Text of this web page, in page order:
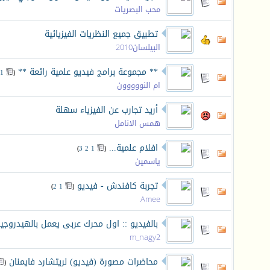
محب البصريات
تطبيق جميع النظريات الفيزيائية
البيلسان2010
** مجموعة برامج فيديو علمية رائعة ** (
1
ام النووووون
أريد تجارب عن الفيزياء سهلة
همس الانامل
افلام علمية... (
1
2
3
)
ياسمين
تجربة كافندش - فيديو (
1
2
)
Amee
بالفيديو :: اول محرك عربى يعمل
m_nagy2
محاضرات مصورة (فيديو) لريتشارد فايمنان (